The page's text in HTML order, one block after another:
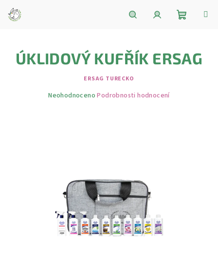
obsah
košík
ÚKLIDOVÝ KUFŘÍK ERSAG
ERSAG TURECKO
Průměrné
Neohodnoceno Podrobnosti hodnocení